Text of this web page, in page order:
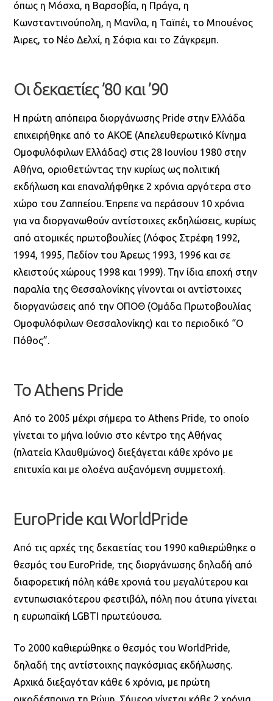
όπως η Μόσχα, η Βαρσοβία, η Πράγα, η
Κωνσταντινούπολη, η Μανίλα, η Ταϊπέι, το Μπουένος
Άιρες, το Νέο Δελχί, η Σόφια και το Ζάγκρεμπ.
Οι δεκαετίες ’80 και ’90
Η πρώτη απόπειρα διοργάνωσης Pride στην Ελλάδα
επιχειρήθηκε από το ΑΚΟΕ (Απελευθερωτικό Κίνημα
Ομοφυλόφιλων Ελλάδας) στις 28 Ιουνίου 1980 στην
Αθήνα, οριοθετώντας την κυρίως ως πολιτική
εκδήλωση και επαναλήφθηκε 2 χρόνια αργότερα στο
χώρο του Ζαππείου. Έπρεπε να περάσουν 10 χρόνια
για να διοργανωθούν αντίστοιχες εκδηλώσεις, κυρίως
από ατομικές πρωτοβουλίες (Λόφος Στρέφη 1992,
1994, 1995, Πεδίον του Άρεως 1993, 1996 και σε
κλειστούς χώρους 1998 και 1999). Την ίδια εποχή στην
παραλία της Θεσσαλονίκης γίνονται οι αντίστοιχες
διοργανώσεις από την ΟΠΟΘ (Ομάδα Πρωτοβουλίας
Ομοφυλόφιλων Θεσσαλονίκης) και το περιοδικό “Ο
Πόθος”.
Το Athens Pride
Από το 2005 μέχρι σήμερα το Athens Pride, το οποίο
γίνεται το μήνα Ιούνιο στο κέντρο της Αθήνας
(πλατεία Κλαυθμώνος) διεξάγεται κάθε χρόνο με
επιτυχία και με ολοένα αυξανόμενη συμμετοχή.
EuroPride και WorldPride
Από τις αρχές της δεκαετίας του 1990 καθιερώθηκε ο
θεσμός του EuroPride, της διοργάνωσης δηλαδή από
διαφορετική πόλη κάθε χρονιά του μεγαλύτερου και
εντυπωσιακότερου φεστιβάλ, πόλη που άτυπα γίνεται
η ευρωπαϊκή LGBTI πρωτεύουσα.
Το 2000 καθιερώθηκε ο θεσμός του WorldPride,
δηλαδή της αντίστοιχης παγκόσμιας εκδήλωσης.
Αρχικά διεξαγόταν κάθε 6 χρόνια, με πρώτη